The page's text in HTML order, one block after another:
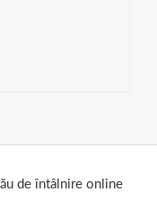
de întâlnire online